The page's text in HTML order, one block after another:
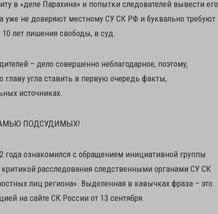
в «деле Парахина» и попытки следователей вывести его
уже не доверяют местному СУ СК РФ и буквально требуют
лет лишения свободы, в суд.
– дело совершенно неблагодарное, поэтому,
угла ставить в первую очередь факты,
источниках.
ПОДСУДИМЫХ!
года ознакомился с обращением инициативной группы
расследования следственными органами СУ СК
лиц региона». Выделенная в кавычках фраза – это
на сайте СК России от 13 сентября.